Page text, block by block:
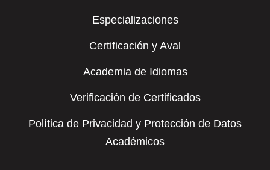
Especializaciones
Certificación y Aval
Academia de Idiomas
Verificación de Certificados
Política de Privacidad y Protección de Datos
Académicos